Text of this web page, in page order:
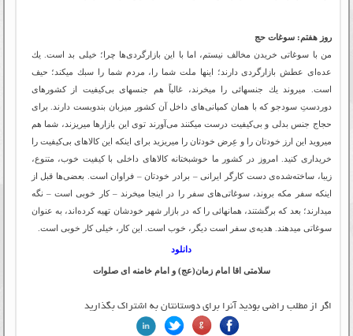
روز هفتم: سوغات حج
من با سوغاتى خريدن مخالف نيستم، اما با اين بازارگردى‌ها چرا؛ خيلى بد است. يك
عده‌اى عطش بازارگردى دارند؛ اينها ملت شما را، مردم شما را سبك ميكند؛ حيف
است. ميروند يك جنسهائى را ميخرند، غالباً هم جنسهاى بى‌كيفيت از كشورهاى
دوردستِ سودجو كه با همان كمپانى‌هاى داخل آن كشور ميزبان بندوبست دارند. براى
حجاج جنس بدلى و بى‌كيفيت درست ميكنند مى‌آورند توى اين بازارها ميريزند، شما هم
ميرويد اين ارز خودتان را و عِرض خودتان را ميريزيد براى اينكه اين كالاهاى بى‌كيفيت را
خريدارى كنيد. امروز در كشور ما خوشبختانه كالاهاى داخلى با كيفيت خوب، متنوع،
زيبا، ساخته‌شده‌ى دست كارگر ايرانى – برادر خودتان – فراوان است. بعضى‌ها قبل از
اينكه سفر مكه بروند، سوغاتى‌هاى سفر را در اينجا ميخرند – كار خوبى است – نگه
ميدارند؛ بعد كه برگشتند، همانهائى را كه در بازار شهر خودشان تهيه كرده‌اند، به عنوان
سوغاتى ميدهند. هديه‌ى سفر است ديگر، خوب است. اين كار، خيلى كار خوبى است.
دانلود
سلامتی اقا امام زمان(عج) و امام خامنه ای صلوات
اگر از مطلب راضی بودید آنرا برای دوستانتان به اشتراک بگذارید